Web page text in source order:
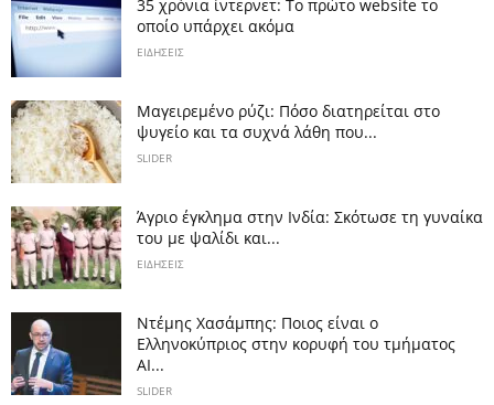
35 χρόνια ίντερνετ: Το πρώτο website το
οποίο υπάρχει ακόμα
ΕΙΔΗΣΕΙΣ
Μαγειρεμένο ρύζι: Πόσο διατηρείται στο
ψυγείο και τα συχνά λάθη που...
SLIDER
Άγριο έγκλημα στην Ινδία: Σκότωσε τη γυναίκα
του με ψαλίδι και...
ΕΙΔΗΣΕΙΣ
Ντέμης Χασάμπης: Ποιος είναι ο
Ελληνοκύπριος στην κορυφή του τμήματος
AI...
SLIDER